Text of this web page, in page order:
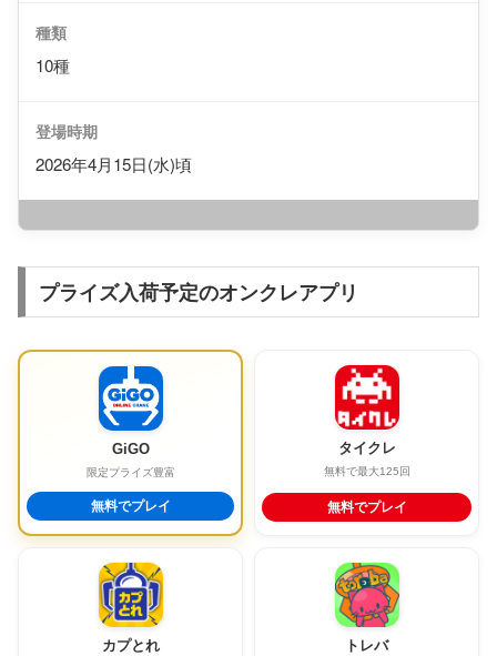
種類
10種
登場時期
2026年4月15日(水)頃
プライズ入荷予定のオンクレアプリ
GiGO
限定プライズ豊富
無料でプレイ
タイクレ
無料で最大125回
無料でプレイ
カプとれ トレバ